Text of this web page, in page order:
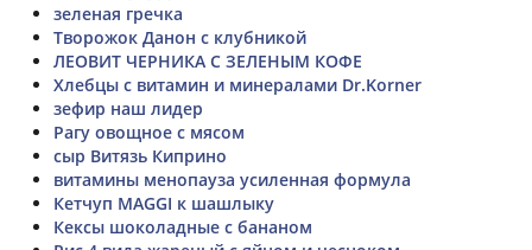
зеленая гречка
Творожок Данон с клубникой
ЛЕОВИТ ЧЕРНИКА С ЗЕЛЕНЫМ КОФЕ
Хлебцы с витамин и минералами Dr.Korner
зефир наш лидер
Рагу овощное с мясом
сыр Витязь Киприно
витамины менопауза усиленная формула
Кетчуп MAGGI к шашлыку
Кексы шоколадные с бананом